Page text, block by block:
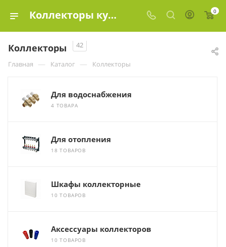
Коллекторы купить в Москве, цены в интернет-магазине «Эко-элемент» 0
Коллекторы 42
Главная — Каталог — Коллекторы
Для водоснабжения
4 ТОВАРА
Для отопления
18 ТОВАРОВ
Шкафы коллекторные
10 ТОВАРОВ
Аксессуары коллекторов
10 ТОВАРОВ